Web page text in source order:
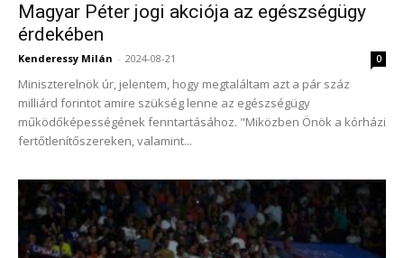
Magyar Péter jogi akciója az egészségügy
érdekében
Kenderessy Milán - 2024-08-21 0
Miniszterelnök úr, jelentem, hogy megtaláltam azt a pár száz
milliárd forintot amire szükség lenne az egészségügy
működőképességének fenntartásához. "Miközben Önök a kórházi
fertőtlenítőszereken, valamint...